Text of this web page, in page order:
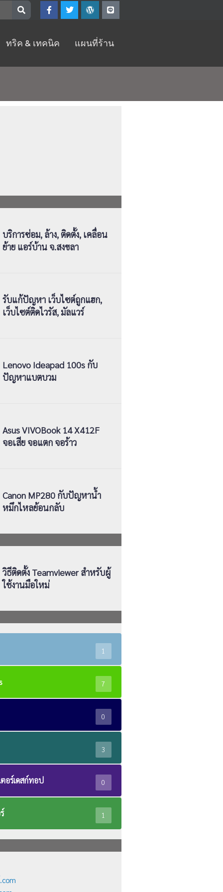
F
a
c
b
o
-
T
w
i
W
o
r
r
s
L
i
n
ทริค & เทคนิค แผนที่ร้าน
บริการซ่อม, ล้าง, ติดตั้ง, เคลื่อน
ย้าย แอร์บ้าน จ.สงขลา
รับแก้ปัญหา เว็บไซต์ถูกแฮก,
เว็บไซต์ติดไวรัส, มัลแวร์
Lenovo Ideapad 100s กับ
ปัญหาแบตบวม
Asus VIVOBook 14 X412F
จอเสีย จอแตก จอร้าว
Canon MP280 กับปัญหาน้ำ
หมึกไหลย้อนกลับ
วิธีติดตั้ง Teamviewer สำหรับผู้
ใช้งานมือใหม่
1
7
0
3
อร์เดสก์ทอป 0
1